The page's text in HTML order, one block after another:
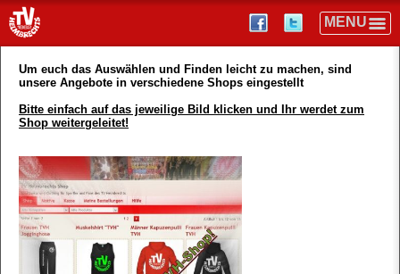
Um euch das Auswählen und Finden leicht zu machen, sind
unsere Angebote in verschiedene Shops eingestellt
Bitte einfach auf das jeweilige Bild klicken und Ihr werdet zum
Shop weitergeleitet!